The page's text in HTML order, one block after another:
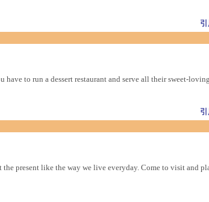
have to run a dessert restaurant and serve all their sweet-
present like the way we live everyday. Come to visit and